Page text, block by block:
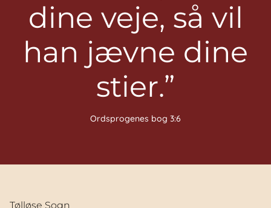
dine veje, så vil
han jævne dine
stier.”
Ordsprogenes bog 3:6
Tølløse Sogn